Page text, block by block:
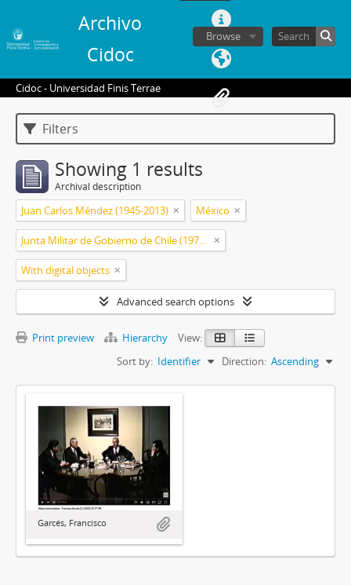
Archivo
Cidoc
Browse
Cidoc - Universidad Finis Terrae
Filters
Showing 1 results
Archival description
Juan Carlos Méndez (1945-2013) México
Junta Militar de Gobierno de Chile (1973-1990)
With digital objects
Advanced search options
Print preview Hierarchy
View:
Sort by: Identifier Direction: Ascending
Garcés, Francisco